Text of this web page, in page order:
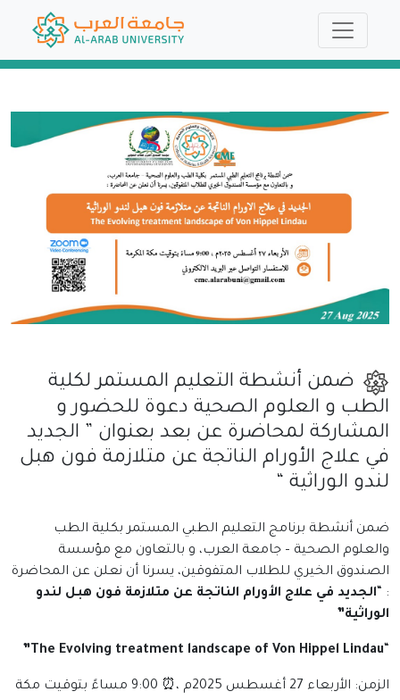
ضمن أنشطة التعليم المستمر لكلية
الطب و العلوم الصحية دعوة للحضور و
المشاركة لمحاضرة عن بعد بعنوان ” الجديد
في علاج الأورام الناتجة عن متلازمة فون هبل
لندو الوراثية “
ضمن أنشطة برنامج التعليم الطبي المستمر بكلية الطب
والعلوم الصحية – جامعة العرب، و بالتعاون مع مؤسسة
الصندوق الخيري للطلاب المتفوقين، يسرنا أن نعلن عن المحاضرة
: “ الجديد في علاج الأورام الناتجة عن متلازمة فون هبل لندو
الوراثية”
The Evolving treatment landscape of Von Hippel Lindau”
الزمن: الأربعاء 27 أغسطس 2025م ،⏰ 9:00 مساءً بتوقيت مكة